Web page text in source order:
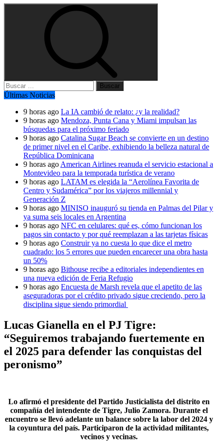
Buscar:
Últimas Noticias
9 horas ago La IA cambió de relato: ¿y la realidad?
9 horas ago Mendoza, Punta Cana y Miami impulsan las
búsquedas para el próximo feriado
9 horas ago Catalina Sugar Beach se convierte en un destino
de primer nivel en el Caribe, exhibiendo la belleza natural de
República Dominicana
9 horas ago American Airlines reanuda el servicio estacional a
Montevideo para la temporada turística de verano
9 horas ago LATAM es elegida la “Aerolínea Favorita de
Centro y Sudamérica” por los viajeros millennial y
Generación Z
9 horas ago MINISO inauguró su tienda en Palmas del Pilar y
ya suma seis locales en Argentina
9 horas ago NFC en celulares: qué es, cómo funcionan los
pagos sin contacto y por qué reemplazan a las tarjetas físicas
9 horas ago Construir ya no cuesta lo que dice el metro
cuadrado: los 5 errores que pueden encarecer una obra hasta
un 50%
9 horas ago Bithouse recibe a editoriales independientes en
una nueva edición de Feria Refugio
9 horas ago Encuesta de Marsh revela que el apetito de las
aseguradoras por el crédito privado sigue creciendo, pero la
disciplina sigue siendo primordial
Lucas Gianella en el PJ Tigre:
“Seguiremos trabajando fuertemente en
el 2025 para defender las conquistas del
peronismo”
Lo afirmó el presidente del Partido Justicialista del distrito en
compañía del intendente de Tigre, Julio Zamora. Durante el
encuentro se llevó adelante un balance sobre la labor del 2024 y
la coyuntura del país. Participaron de la actividad militantes,
vecinos y vecinas.